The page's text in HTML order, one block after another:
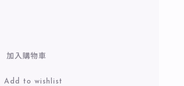
加入購物車
Add to wishlist